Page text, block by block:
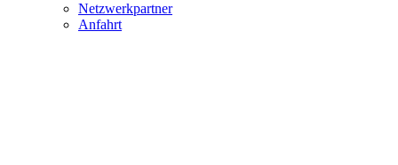
Netzwerkpartner
Anfahrt